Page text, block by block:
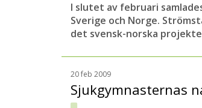
I slutet av februari
Sverige och Norge.
det svensk-norska
20 feb 2009
Sjukgymnasternas